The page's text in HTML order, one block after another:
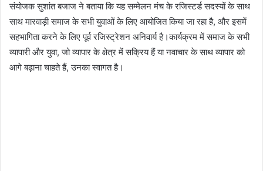
संयोजक सुशांत बजाज ने बताया कि यह सम्मेलन मंच के रजिस्टर्ड सदस्यों के साथ
साथ मारवाड़ी समाज के सभी युवाओं के लिए आयोजित किया जा रहा है, और इसमें
सहभागिता करने के लिए पूर्व रजिस्ट्रेशन अनिवार्य है।कार्यक्रम में समाज के सभी
व्यापारी और युवा, जो व्यापार के क्षेत्र में सक्रिय हैं या नवाचार के साथ व्यापार को
आगे बढ़ाना चाहते हैं, उनका स्वागत है।